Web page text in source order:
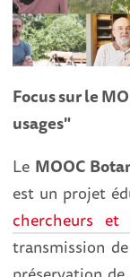
Focus sur le
usages"
Le MOOC
est un projet
chercheurs et
transmission